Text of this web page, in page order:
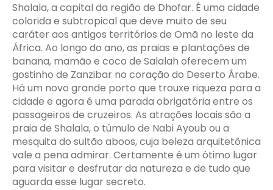
Shalala, a capital da região de Dhofar. É uma cidade
colorida e subtropical que deve muito de seu
caráter aos antigos territórios de Omã no leste da
África. Ao longo do ano, as praias e plantações de
banana, mamão e coco de Salalah oferecem um
gostinho de Zanzibar no coração do Deserto Árabe.
Há um novo grande porto que trouxe riqueza para a
cidade e agora é uma parada obrigatória entre os
passageiros de cruzeiros. As atrações locais são a
praia de Shalala, o túmulo de Nabi Ayoub ou a
mesquita do sultão aboos, cuja beleza arquitetônica
vale a pena admirar. Certamente é um ótimo lugar
para visitar e desfrutar da natureza e de tudo que
aguarda esse lugar secreto.